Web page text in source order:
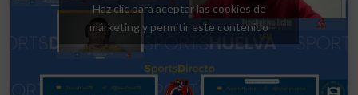
Haz clic para aceptar las cookies de
márketing y permitir este contenido